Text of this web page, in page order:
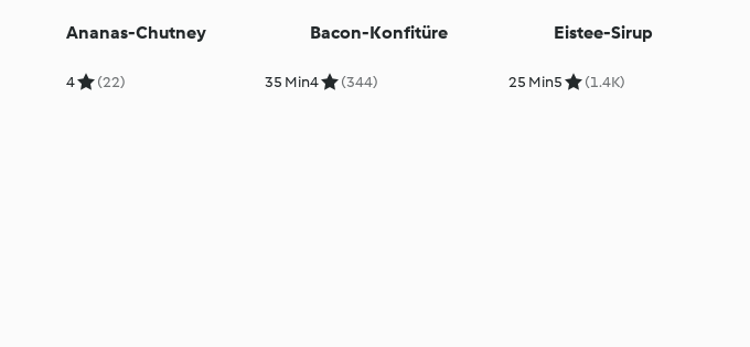
Ananas-Chutney
4 (22) 35 Min
Bacon-Konfitüre
4 (344) 25 Min
Eistee-Sirup
5 (1.4K)